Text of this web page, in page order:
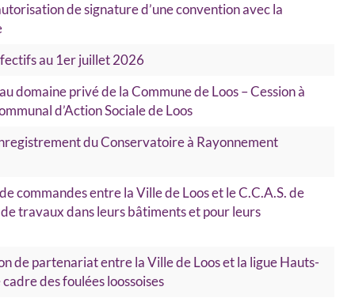
de signature d’une convention avec la
au 1er juillet 2026
domaine privé de la Commune de Loos – Cession à
d’Action Sociale de Loos
du Conservatoire à Rayonnement
commandes entre la Ville de Loos et le C.C.A.S. de
travaux dans leurs bâtiments et pour leurs
de partenariat entre la Ville de Loos et la ligue Hauts-
des foulées loossoises